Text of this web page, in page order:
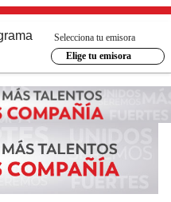
Selecciona tu emisora
Elige tu emisora